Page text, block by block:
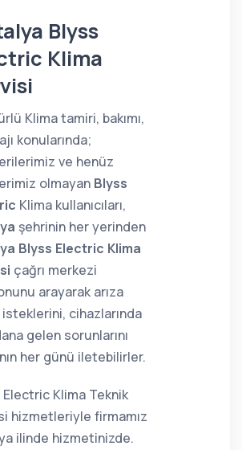
Blyss
Klima
Klima tamiri, bakımı,
konularında;
ve henüz
olmayan Blyss
Klima kullanıcıları,
şehrinin her yerinden
Blyss Electric Klima
çağrı merkezi
arayarak arıza
cihazlarında
gelen sorunlarını
her günü iletebilirler.
Electric Klima Teknik
hizmetleriyle firmamız
ilinde hizmetinizde.